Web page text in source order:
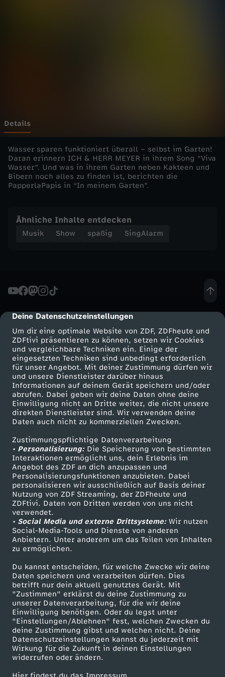
cmp-dialog-description
Deine Datenschutzeinstellungen
Um dir eine optimale Website von ZDF, ZDFheute und
ZDFtivi präsentieren zu können, setzen wir Cookies
und vergleichbare Techniken ein. Einige der
eingesetzten Techniken sind unbedingt erforderlich
für unser Angebot. Mit deiner Zustimmung dürfen wir
und unsere Dienstleister darüber hinaus
Informationen auf deinem Gerät speichern und/oder
abrufen. Dabei geben wir deine Daten ohne deine
Einwilligung nicht an Dritte weiter, die nicht unsere
direkten Dienstleister sind. Wir verwenden deine
Daten auch nicht zu kommerziellen Zwecken.
Zustimmungspflichtige Datenverarbeitung
• Personalisierung:Die Speicherung von bestimmten
Interaktionen ermöglicht uns, dein Erlebnis im
Angebot des ZDF an dich anzupassen und
Personalisierungsfunktionen anzubieten. Dabei
personalisieren wir ausschließlich auf Basis deiner
Nutzung von ZDF Streaming, der ZDFheute und
ZDFtivi. Daten von Dritten werden von uns nicht
verwendet.
• Social Media und externe Drittsysteme:Wir nutzen
Social-Media-Tools und Dienste von anderen
Anbietern. Unter anderem um das Teilen von Inhalten
zu ermöglichen.
Du kannst entscheiden, für welche Zwecke wir deine
Daten speichern und verarbeiten dürfen. Dies
betrifft nur dein aktuell genutztes Gerät. Mit
"Zustimmen" erklärst du deine Zustimmung zu
unserer Datenverarbeitung, für die wir deine
Einwilligung benötigen. Oder du legst unter
"Einstellungen/Ablehnen" fest, welchen Zwecken du
deine Zustimmung gibst und welchen nicht. Deine
Datenschutzeinstellungen kannst du jederzeit mit
Wirkung für die Zukunft in deinen Einstellungen
widerrufen oder ändern.
m
e
i
e
a
r
t
e
n
Details
Wasser sparen funktioniert überall – selbst im Garten!
Daran erinnern ICH & HERR MEYER in ihrem Song “Viva
Wasser”. Und was in ihrem Garten neben Kakteen und
Bibern noch alles zu finden ist, berichten die
PapperlaPapis in “In meinem Garten”.
Ähnliche Inhalte entdecken
Musik Show spaßig SingAlarm
Mehr ZDF
ZDF-Apps
Smart TV
ZDFtext
Livestreams
Sendungen A-Z
TV-Programm
Service
ZDFmitreden
Kontakt zum ZDF
Tickets
Zuschauerservice
Hilfe
ZDF Unternehmen
Karriere
ZDF goes Schule
Werbefernsehen
Mainzelmännchen